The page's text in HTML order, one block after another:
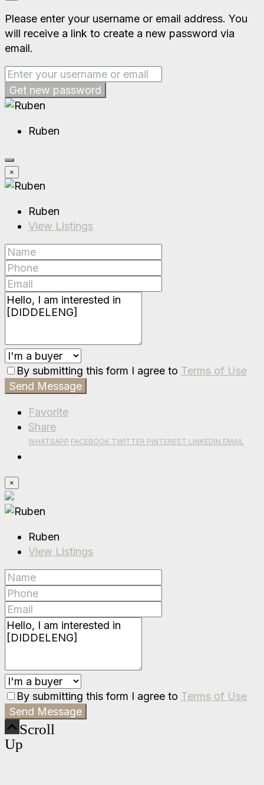
Please enter your username or email address. You
will receive a link to create a new password via
email.
Get new password
Ruben
×
Ruben
View Listings
By submitting this form I agree to Terms of Use
Send Message
Favorite
Share
WHATSAPP FACEBOOK TWITTER PINTEREST LINKEDIN EMAIL
×
Ruben
View Listings
By submitting this form I agree to Terms of Use
Send Message
Scroll
Up